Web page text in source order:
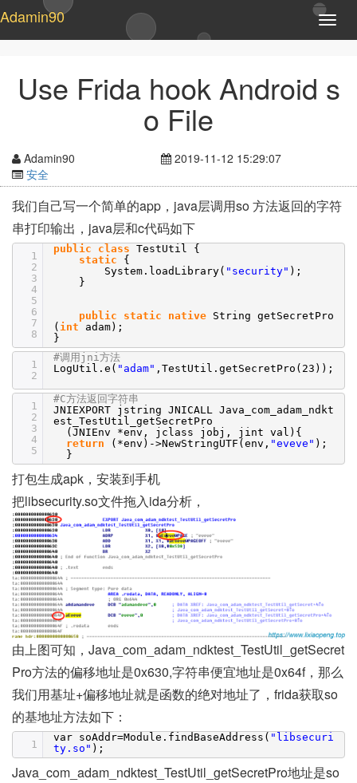
T
o
l
e
a
t
o
Adamin90
Use Frida hook Android s
o File
Adamin90
2019-11-12 15:29:07
安全
我们自己写一个简单的app，java层调用so 方法返回的字符
串打印输出，java层和c代码如下
1
2
3
4
5
6
7
8
public class TestUtil {
static
{
System.loadLibrary( "security" );
}
public static native String getSecretPro
( int
adam);
}
1
2
#调用jni方法
LogUtil.e( "adam" ,TestUtil.getSecretPro(23));
1
2
3
4
5
#C方法返回字符串
JNIEXPORT jstring JNICALL Java_com_adam_ndkt
est_TestUtil_getSecretPro
(JNIEnv *env, jclass jobj, jint val){
return
(*env)->NewStringUTF(env, "eveve" );
}
打包生成apk，安装到手机
把libsecurity.so文件拖入ida分析，
由上图可知，Java_com_adam_ndktest_TestUtil_getSecret
Pro方法的偏移地址是0x630,字符串便宜地址是0x64f，那么
我们用基址+偏移地址就是函数的绝对地址了，frida获取so
的基地址方法如下：
1
var soAddr=Module.findBaseAddress( "libsecuri
ty.so" );
Java_com_adam_ndktest_TestUtil_getSecretPro地址是so